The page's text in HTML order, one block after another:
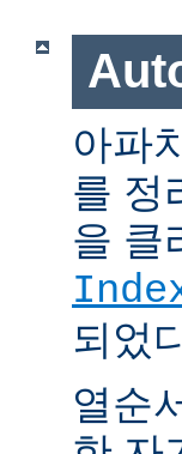
아파
를 정
을 클
되었
열순